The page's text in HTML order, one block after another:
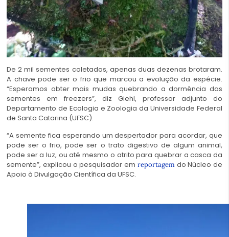
De 2 mil sementes coletadas, apenas duas dezenas brotaram.
A chave pode ser o frio que marcou a evolução da espécie.
“Esperamos obter mais mudas quebrando adormência das
sementes em freezers”, diz Giehl, professor adjunto do
Departamento de Ecologia e Zoologia da Universidade Federal
de Santa Catarina (UFSC).
“A semente fica esperando um despertador para acordar, que
pode ser o frio, pode ser o trato digestivo de algum animal,
pode ser a luz, ou até mesmo o atrito para quebrar a casca da
semente”, explicou o pesquisador em reportagemdo Núcleo de
Apoio à Divulgação Científica da UFSC.